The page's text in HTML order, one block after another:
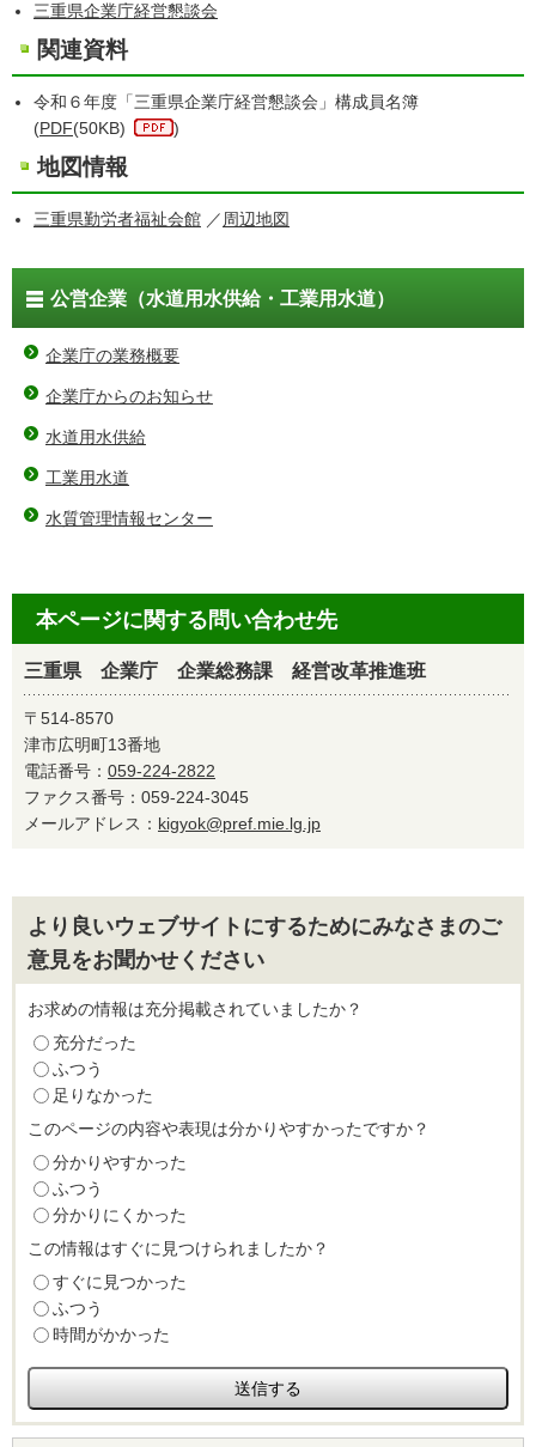
三重県企業庁経営懇談会
関連資料
令和６年度「三重県企業庁経営懇談会」構成員名簿
(PDF(50KB) )
地図情報
三重県勤労者福祉会館 ／ 周辺地図
公営企業（水道用水供給・工業用水道）
企業庁の業務概要
企業庁からのお知らせ
水道用水供給
工業用水道
水質管理情報センター
本ページに関する問い合わせ先
三重県 企業庁 企業総務課 経営改革推進班
〒514-8570
津市広明町13番地
電話番号： 059-224-2822
ファクス番号：059-224-3045
メールアドレス： kigyok@pref.mie.lg.jp
より良いウェブサイトにするためにみなさまのご
意見をお聞かせください
お求めの情報は充分掲載されていましたか？
充分だった
ふつう
足りなかった
このページの内容や表現は分かりやすかったですか？
分かりやすかった
ふつう
分かりにくかった
この情報はすぐに見つけられましたか？
すぐに見つかった
ふつう
時間がかかった